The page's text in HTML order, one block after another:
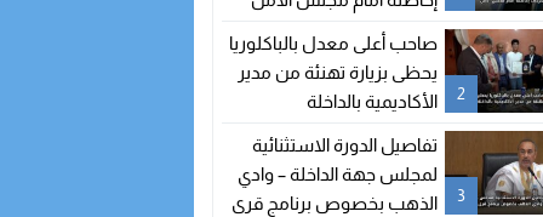
2
صاحب أعلى معدل بالباكلوريا
يحظى بزيارة تهنئة من مدير
الأكاديمية بالداخلة
3
تفاصيل الدورة الاستثنائية
لمجلس جهة الداخلة – وادي
الذهب بخصوص برنامج قرى